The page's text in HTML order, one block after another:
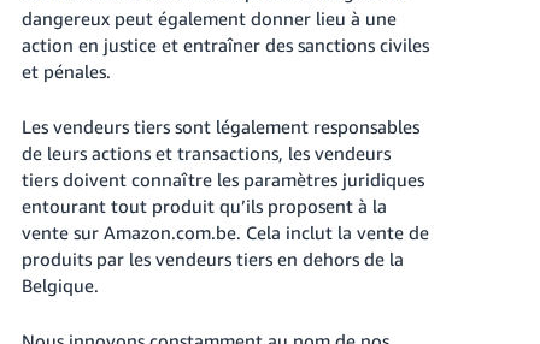
dangereux peut également donner lieu à une
action en justice et entraîner des sanctions civiles
et pénales.
Les vendeurs tiers sont légalement responsables
de leurs actions et transactions, les vendeurs
tiers doivent connaître les paramètres juridiques
entourant tout produit qu’ils proposent à la
vente sur Amazon.com.be. Cela inclut la vente de
produits par les vendeurs tiers en dehors de la
Belgique.